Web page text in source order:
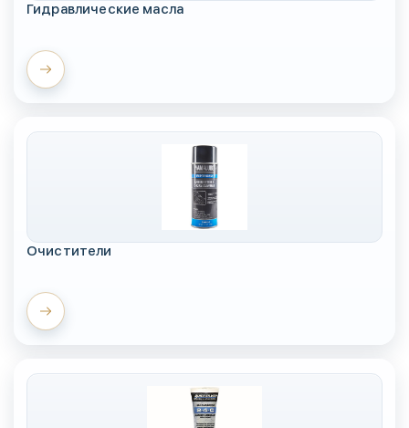
Гидравлические масла
Очистители